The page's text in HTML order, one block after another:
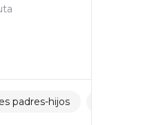
padres-hijos